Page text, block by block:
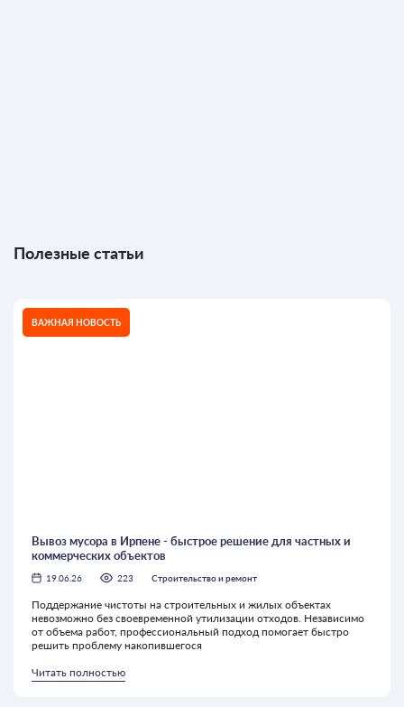
Полезные статьи
ВАЖНАЯ НОВОСТЬ
Вывоз мусора в Ирпене - быстрое решение для частных и
коммерческих объектов
19.06.26 223 Строительство и ремонт
Поддержание чистоты на строительных и жилых объектах
невозможно без своевременной утилизации отходов. Независимо
от объема работ, профессиональный подход помогает быстро
решить проблему накопившегося
Читать полностью